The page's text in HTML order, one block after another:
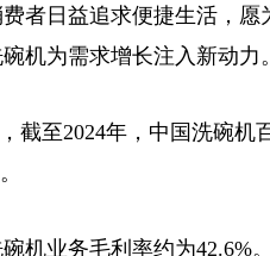
日益追求便捷生活，愿
机为需求增长注入新动力。
至2024年，中国洗碗机
业务毛利率约为42.6%